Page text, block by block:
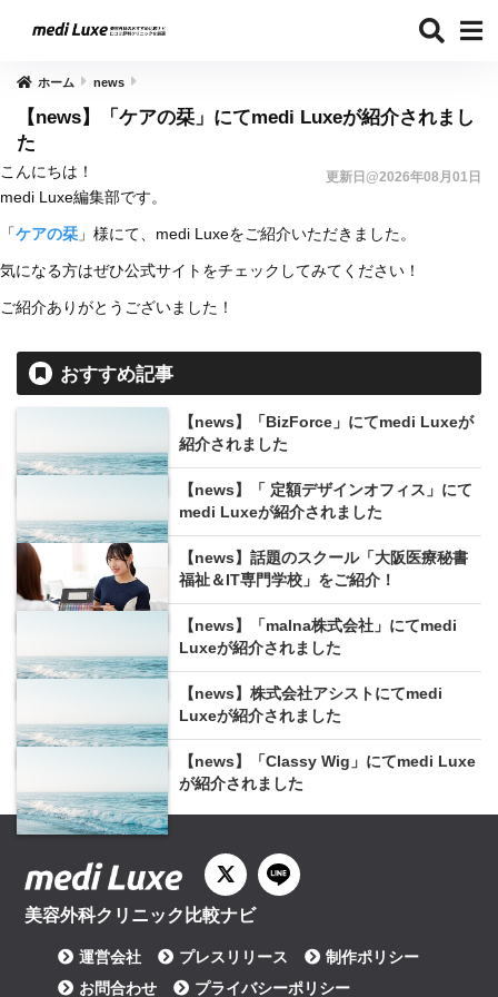
ホーム news
【news】「ケアの栞」にてmedi Luxeが紹介されまし
た
更新日@2026年08月01日
こんにちは！
medi Luxe編集部です。
「ケアの栞 」様にて、medi Luxeをご紹介いただきました。
気になる方はぜひ公式サイトをチェックしてみてください！
ご紹介ありがとうございました！
おすすめ記事
【news】「BizForce」にてmedi Luxeが
紹介されました
【news】「 定額デザインオフィス」にて
medi Luxeが紹介されました
【news】話題のスクール「大阪医療秘書
福祉＆IT専門学校」をご紹介！
【news】「malna株式会社」にてmedi
Luxeが紹介されました
【news】株式会社アシストにてmedi
Luxeが紹介されました
【news】「Classy Wig」にてmedi Luxe
が紹介されました
美容外科クリニック比較ナビ
運営会社 プレスリリース
制作ポリシー
お問合わせ
プライバシーポリシー